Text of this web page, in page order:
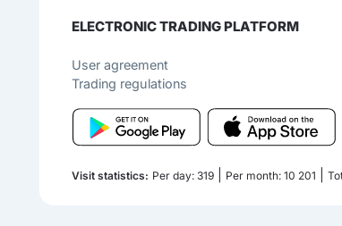
ELECTRONIC TRADING PLATFORM
User agreement
Trading regulations
Visit statistics: Per day: 319 Per month: 10 201 |